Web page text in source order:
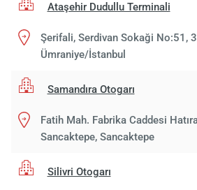
Ataşehir Dudullu Terminali
Şerifali, Serdivan Sokaği No:51,
Ümraniye/İstanbul
Samandıra Otogarı
Fatih Mah. Fabrika Caddesi
Sancaktepe, Sancaktepe
Silivri Otogarı